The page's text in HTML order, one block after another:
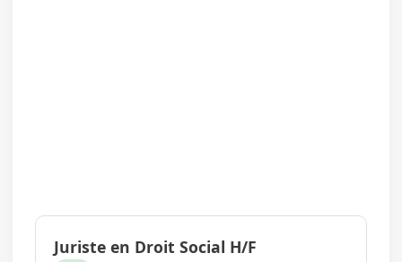
Juriste en Droit Social H/F